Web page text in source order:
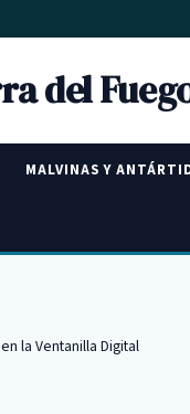
del
MALVINAS Y
la Ventanilla Digital